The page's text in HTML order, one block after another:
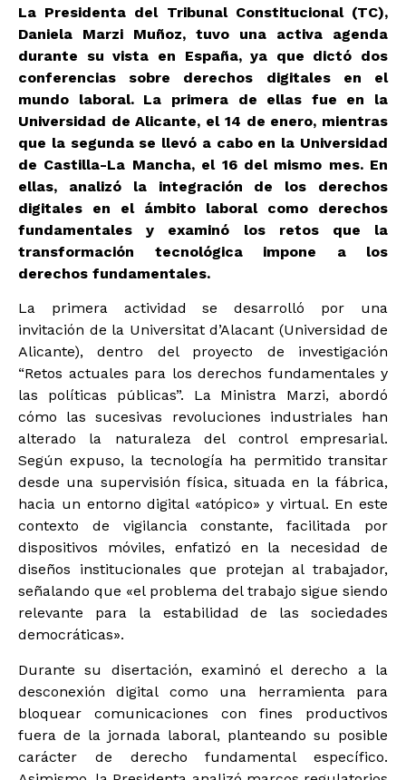
La Presidenta del Tribunal Constitucional (TC),
Daniela Marzi Muñoz, tuvo una activa agenda
durante su vista en España, ya que dictó dos
conferencias sobre derechos digitales en el
mundo laboral. La primera de ellas fue en la
Universidad de Alicante, el 14 de enero, mientras
que la segunda se llevó a cabo en la Universidad
de Castilla-La Mancha, el 16 del mismo mes. En
ellas, analizó la integración de los derechos
digitales en el ámbito laboral como derechos
fundamentales y examinó los retos que la
transformación tecnológica impone a los
derechos fundamentales.
La primera actividad se desarrolló por una
invitación de la Universitat d’Alacant (Universidad de
Alicante), dentro del proyecto de investigación
“Retos actuales para los derechos fundamentales y
las políticas públicas”. La Ministra Marzi, abordó
cómo las sucesivas revoluciones industriales han
alterado la naturaleza del control empresarial.
Según expuso, la tecnología ha permitido transitar
desde una supervisión física, situada en la fábrica,
hacia un entorno digital «atópico» y virtual. En este
contexto de vigilancia constante, facilitada por
dispositivos móviles, enfatizó en la necesidad de
diseños institucionales que protejan al trabajador,
señalando que «el problema del trabajo sigue siendo
relevante para la estabilidad de las sociedades
democráticas».
Durante su disertación, examinó el derecho a la
desconexión digital como una herramienta para
bloquear comunicaciones con fines productivos
fuera de la jornada laboral, planteando su posible
carácter de derecho fundamental específico.